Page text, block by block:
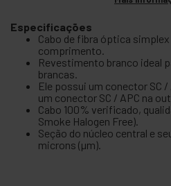
Especificações
Cabo de fibra óptica simplex
comprimento.
Revestimento branco ideal
brancas.
Ele possui um conector SC
um conector SC / APC na
Cabo 100% verificado,
Smoke Halogen Free).
Seção do núcleo central e
microns (µm).